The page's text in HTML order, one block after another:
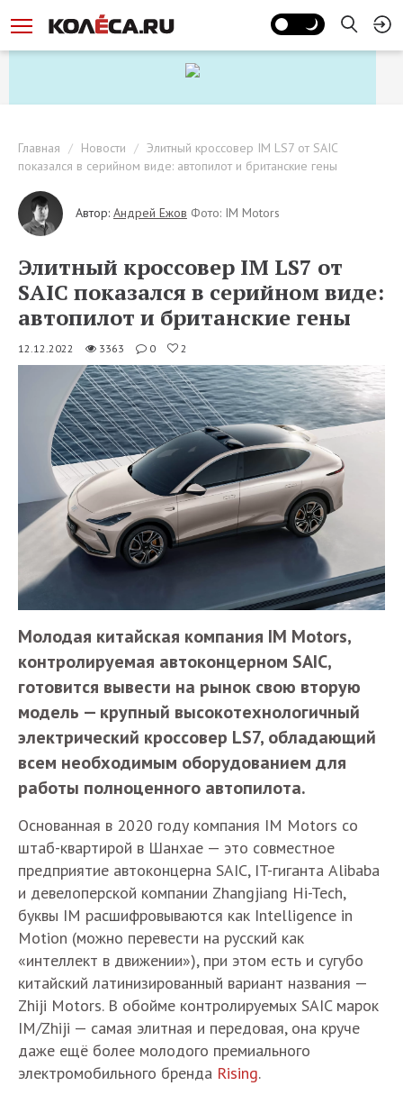
Главная Новости
Элитный кроссовер IM LS7 от SAIC
показался в серийном виде: автопилот и британские гены
Автор: Андрей Ежов Фото: IM Motors
Элитный кроссовер IM LS7 от
SAIC показался в серийном виде:
автопилот и британские гены
12.12.2022 3363 0 2
Молодая китайская компания IM Motors,
контролируемая автоконцерном SAIC,
готовится вывести на рынок свою вторую
модель — крупный высокотехнологичный
электрический кроссовер LS7, обладающий
всем необходимым оборудованием для
работы полноценного автопилота.
Основанная в 2020 году компания IM Motors со
штаб-квартирой в Шанхае — это совместное
предприятие автоконцерна SAIC, IT-гиганта Alibaba
и девелоперской компании Zhangjiang Hi-Tech,
буквы IM расшифровываются как Intelligence in
Motion (можно перевести на русский как
«интеллект в движении»), при этом есть и сугубо
китайский латинизированный вариант названия —
Zhiji Motors. В обойме контролируемых SAIC марок
IM/Zhiji — самая элитная и передовая, она круче
даже ещё более молодого премиального
электромобильного бренда Rising.